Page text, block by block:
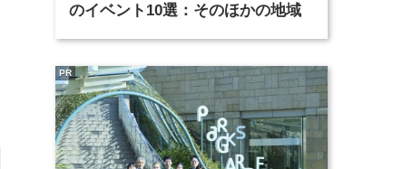
のイベント10選：そのほかの地域
PR